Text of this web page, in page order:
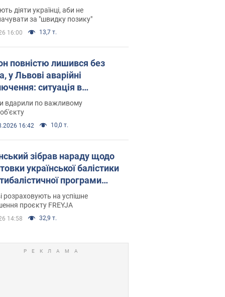
діяти українці, аби не
за "швидку позику"
16:00 13,7 т.
повністю лишився без
у Львові аварійні
ситуація в
6 серпня
вдарили по важливому
16:42 10,0 т.
зібрав нараду щодо
української балістики
які рішення готуються
розраховують на успішне
проєкту FREYJA
14:58 32,9 т.